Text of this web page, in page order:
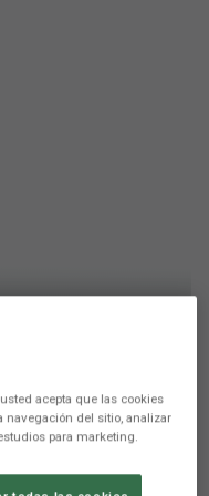
dirigirá el
UD - UD
acepta que las cookies
navegación del sitio, analizar
para marketing.